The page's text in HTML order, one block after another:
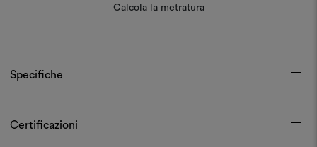
Calcola la metratura
Specifiche
Certificazioni